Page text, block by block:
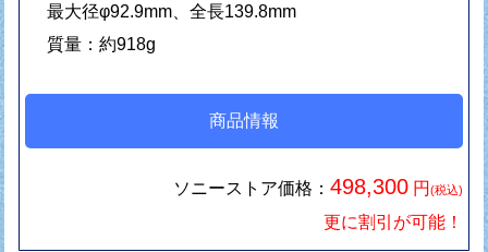
最大径φ92.9mm、全長139.8mm
質量：約918g
商品情報
ソニーストア価格：498,300 円(税込)
更に割引が可能！